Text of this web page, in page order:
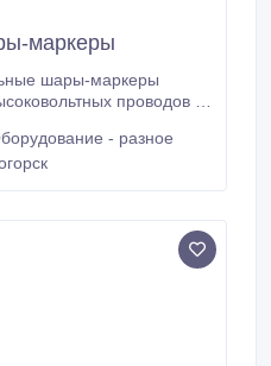
маркеры
шары-маркеры
проводов с
о наличии линий
- разное